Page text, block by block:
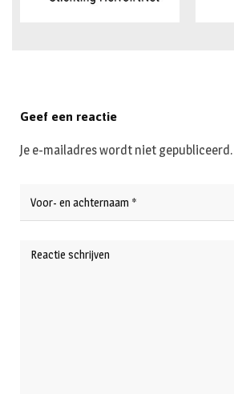
Geef een reactie
Je e-mailadres wordt niet gepubliceerd.